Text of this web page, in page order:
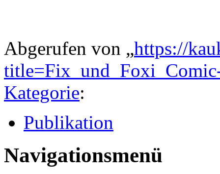
Abgerufen von „https://
Kategorie:
Publikation
Navigationsmenü